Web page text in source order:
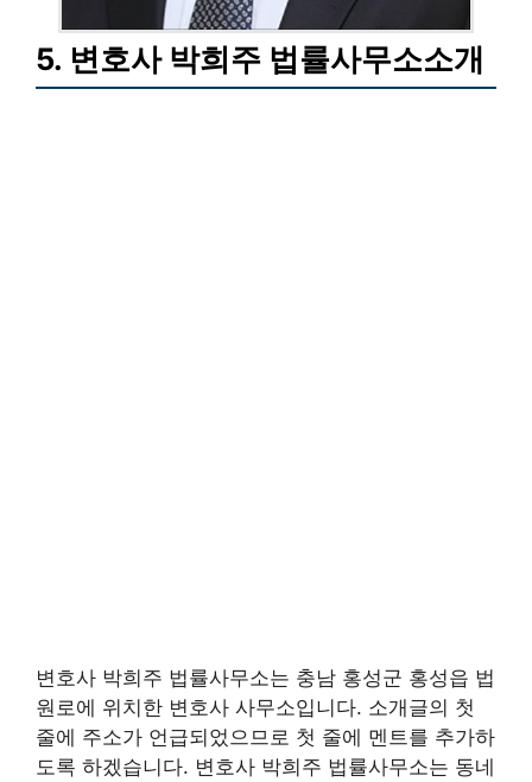
5. 변호사 박희주 법률사무소소개
변호사 박희주 법률사무소는 충남 홍성군 홍성읍 법
원로에 위치한 변호사 사무소입니다. 소개글의 첫
줄에 주소가 언급되었으므로 첫 줄에 멘트를 추가하
도록 하겠습니다. 변호사 박희주 법률사무소는 동네